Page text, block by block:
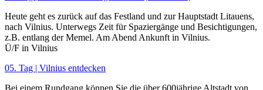
Heute geht es zurück auf das Festland und zur Hauptstadt Litauens,
nach Vilnius. Unterwegs Zeit für Spaziergänge und Besichtigungen,
z.B. entlang der Memel. Am Abend Ankunft in Vilnius.
Ü/F in Vilnius
05. Tag | Vilnius entdecken